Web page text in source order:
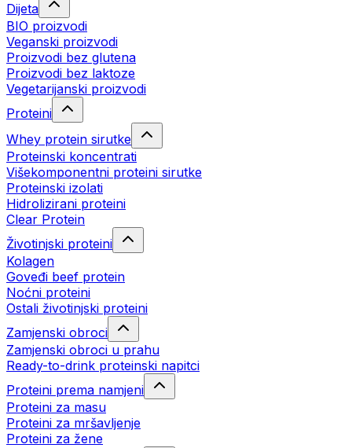
Dijeta
BIO proizvodi
Veganski proizvodi
Proizvodi bez glutena
Proizvodi bez laktoze
Vegetarijanski proizvodi
Proteini
Whey protein sirutke
Proteinski koncentrati
Višekomponentni proteini sirutke
Proteinski izolati
Hidrolizirani proteini
Clear Protein
Životinjski proteini
Kolagen
Goveđi beef protein
Noćni proteini
Ostali životinjski proteini
Zamjenski obroci
Zamjenski obroci u prahu
Ready-to-drink proteinski napitci
Proteini prema namjeni
Proteini za masu
Proteini za mršavljenje
Proteini za žene